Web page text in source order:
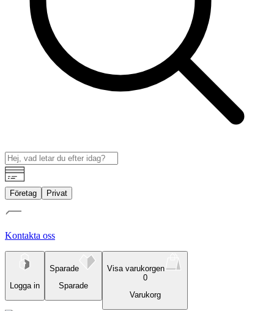
Företag Privat
Kontakta oss
Logga in
Sparade
Sparade
Visa varukorgen
0
Varukorg